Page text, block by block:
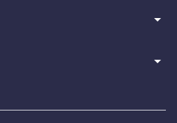
arrow_drop_down
arrow_drop_down